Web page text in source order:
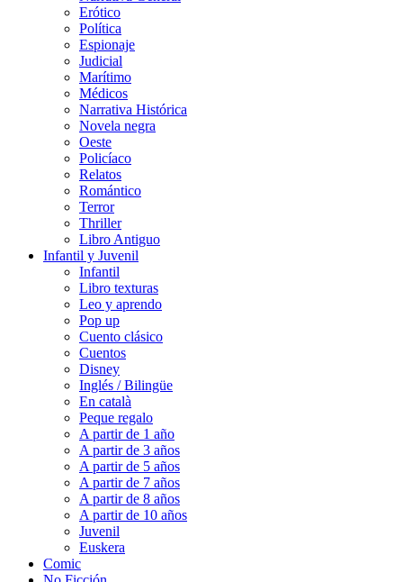
Erótico
Política
Espionaje
Judicial
Marítimo
Médicos
Narrativa Histórica
Novela negra
Oeste
Policíaco
Relatos
Romántico
Terror
Thriller
Libro Antiguo
Infantil y Juvenil
Infantil
Libro texturas
Leo y aprendo
Pop up
Cuento clásico
Cuentos
Disney
Inglés / Bilingüe
En català
Peque regalo
A partir de 1 año
A partir de 3 años
A partir de 5 años
A partir de 7 años
A partir de 8 años
A partir de 10 años
Juvenil
Euskera
Comic